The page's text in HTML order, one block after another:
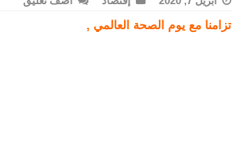
تزامنا مع يوم الصحة العالمي ,